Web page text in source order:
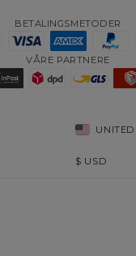
BETALINGSMETODER
VÅRE PARTNERE
$ USD